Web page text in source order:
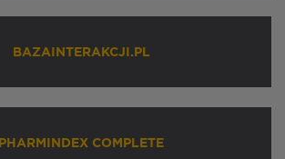
BAZAINTERAKCJI.PL
PHARMINDEX COMPLETE